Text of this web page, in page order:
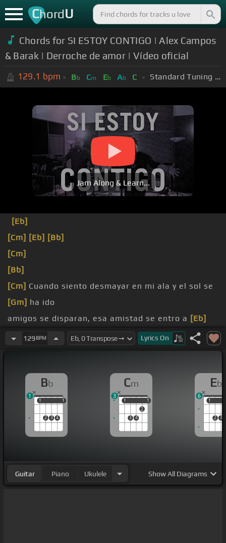
ChordU
Chords for SI ESTOY CONTIGO | Alex Campos
& Barak | Derroche de amor | Vídeo oficial
129.1 bpm Bb Cm Eb Ab C Standard Tuning (EADGBE)
Jam Along & Learn...
[Eb]
[Cm] [Eb] [Bb]
[Cm]
[Bb]
[Cm] Cuando siento desmayar en mi ala y el sol se
[Gm] ha ido
amigos se disparan, esa amistad se entro a [Eb]
vacío
mundo se levanta junto a mi es cuando[Bb]
129 BPM Lyrics On
Bb
1
2 3 4
1
1 1
1
Cm
1
3 4
2
1
1 1
3
Eb
1
2 3
1
6
Guitar Piano Ukulele ShowAll Diagrams